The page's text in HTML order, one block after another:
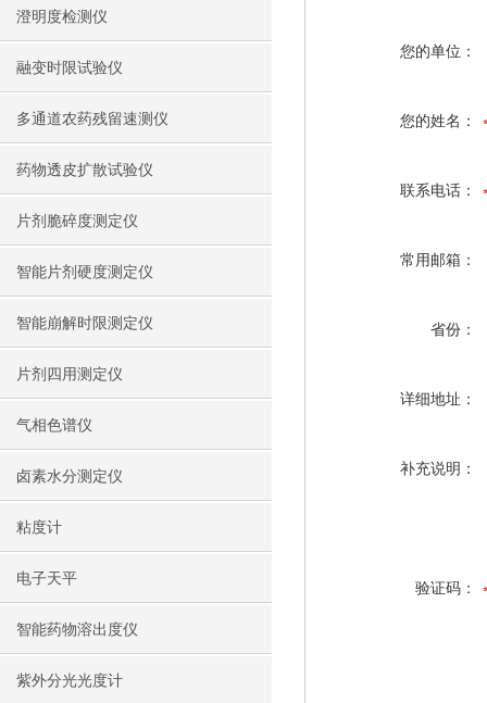
澄明度检测仪
融变时限试验仪
多通道农药残留速测仪
药物透皮扩散试验仪
片剂脆碎度测定仪
智能片剂硬度测定仪
智能崩解时限测定仪
片剂四用测定仪
气相色谱仪
卤素水分测定仪
粘度计
电子天平
智能药物溶出度仪
紫外分光光度计
您的单位：
您的姓名：
联系电话：
常用邮箱：
省份：
详细地址：
补充说明：
验证码：